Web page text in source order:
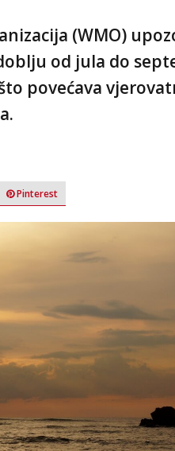
(WMO)
od jula do
povećava
Pinterest